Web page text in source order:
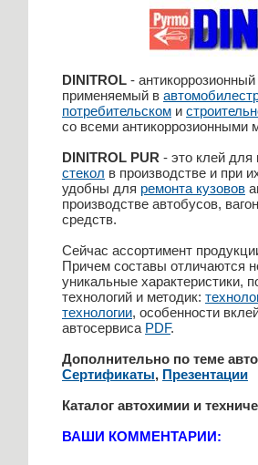
DINITROL -
применяемый в
потребительском и
со всеми антикоррозионными
DINITROL PUR - это клей для
стекол в производстве и при
удобны для ремонта кузовов
производстве автобусов,
средств.
Сейчас ассортимент
Причем составы отличаются
уникальные характеристики,
технологий и методик:
технологии, особенности
автосервиса PDF.
Дополнительно по теме
Сертификаты, Презентации
Каталог автохимии и
ВАШИ КОММЕНТАРИИ: